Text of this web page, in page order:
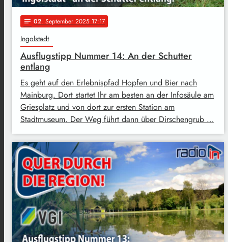
notes 02. September 2025 17:17
Ingolstadt
Ausflugstipp Nummer 14: An der Schutter
entlang
Es geht auf den Erlebnispfad Hopfen und Bier nach
Mainburg. Dort startet Ihr am besten an der Infosäule am
Griesplatz und von dort zur ersten Station am
Stadtmuseum. Der Weg führt dann über Dirschengrub …